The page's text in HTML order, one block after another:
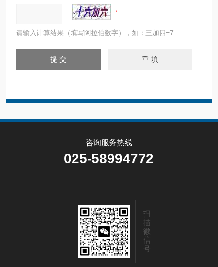
请输入计算结果（填写阿拉伯数字），如：三加四=7
咨询服务热线
025-58994772
扫
描
微
信
号